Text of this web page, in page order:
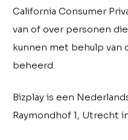
California Consumer
van of over personen
kunnen met behulp van
beheerd.
Bizplay is een
Raymondhof 1, Utrecht